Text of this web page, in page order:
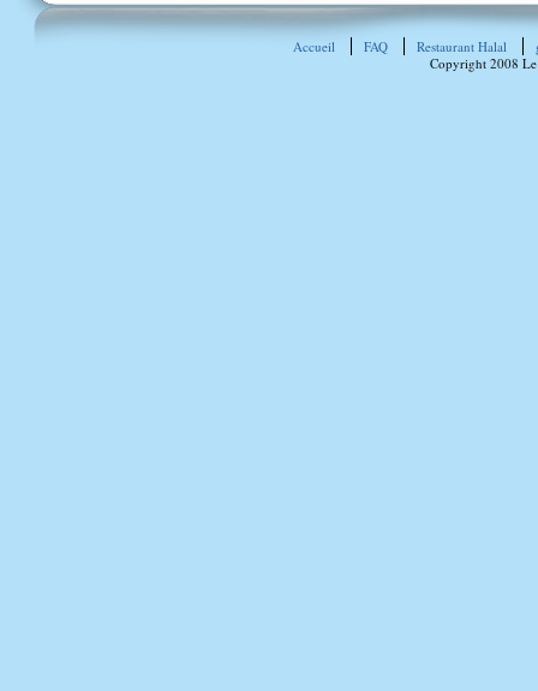
Accueil FAQ Restaurant Halal
Copyright 2008